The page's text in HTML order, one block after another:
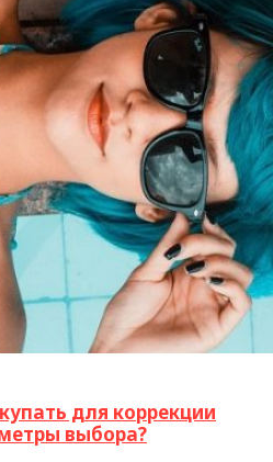
для коррекции
выбора?